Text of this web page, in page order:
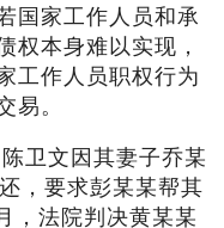
国家工作人员和承
权本身难以实现，
工作人员职权行为
易。
卫文因其妻子乔某
，要求彭某某帮其
，法院判决黄某某